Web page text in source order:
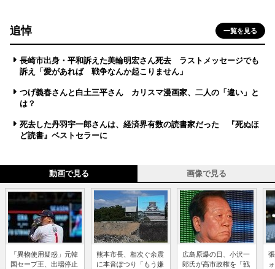
追悼 一覧を見る
長崎市出身・平和訴えた美輪明宏さん死去 ラストメッセージでも
訴え「愛があれば 戦争なんか起こりません」
つげ義春さんと白土三平さん カリスマ漫画家、二人の「違い」と
は？
死去した丹羽宇一郎さんは、経済界有数の読書家だった 『死ぬほ
ど読書』ベストセラーに
動画で見る 画像で見る
「異物使用疑惑」元韓
国セーブ王、出場停止
熊本市長、相次ぐ余震
に本音ぽつり「もう嫌
広島原爆の日、小沢一
郎氏が高市政権を「戦